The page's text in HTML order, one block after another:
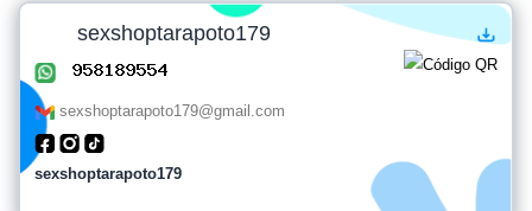
sexshoptarapoto179
sexshoptarapoto179@gmail.com
sexshoptarapoto179